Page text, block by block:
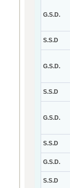
G.S.D.
S.S.D
G.S.D.
S.S.D
G.S.D.
S.S.D
G.S.D.
S.S.D